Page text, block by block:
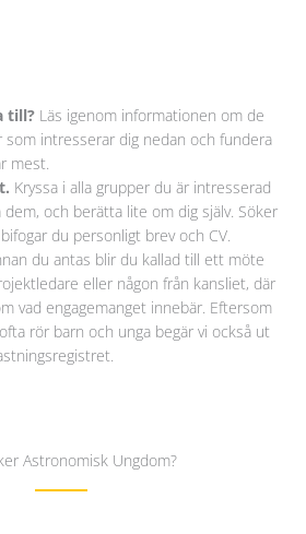
till? Läs igenom informationen om de
som intresserar dig nedan och fundera
mest.
Kryssa i alla grupper du är intresserad
dem, och berätta lite om dig själv. Söker
du personligt brev och CV.
du antas blir du kallad till ett möte
eller någon från kansliet, där
vad engagemanget innebär. Eftersom
rör barn och unga begär vi också ut
Astronomisk Ungdom?